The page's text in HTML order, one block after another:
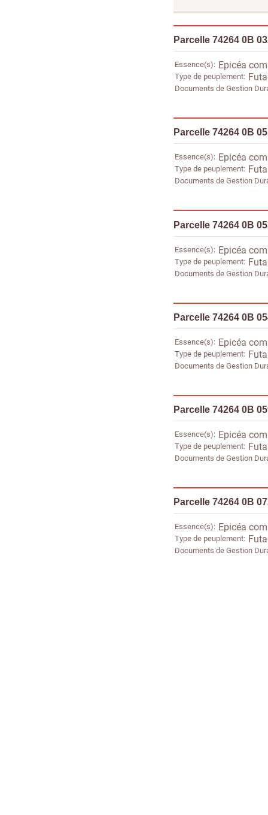
Parcelle 74264 0B
Essence(s) Epicéa
Type de peuplement
Documents de Gestion
Parcelle 74264 0B
Essence(s) Epicéa
Type de peuplement
Documents de Gestion
Parcelle 74264 0B
Essence(s) Epicéa
Type de peuplement
Documents de Gestion
Parcelle 74264 0B
Essence(s) Epicéa
Type de peuplement
Documents de Gestion
Parcelle 74264 0B
Essence(s) Epicéa
Type de peuplement
Documents de Gestion
Parcelle 74264 0B
Essence(s) Epicéa
Type de peuplement
Documents de Gestion